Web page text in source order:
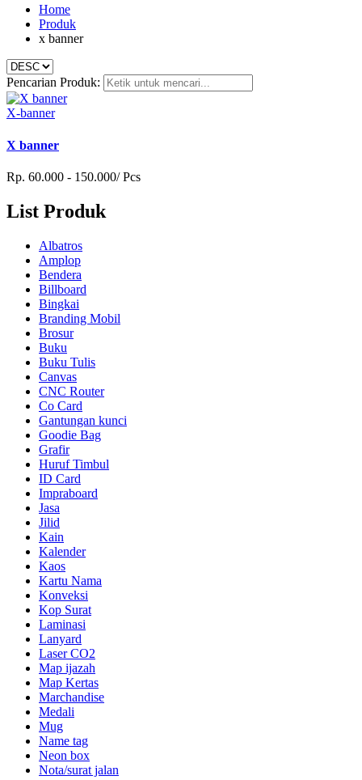
Home
Produk
x banner
Pencarian Produk:
X-banner
X banner
Rp. 60.000 - 150.000/ Pcs
List Produk
Albatros
Amplop
Bendera
Billboard
Bingkai
Branding Mobil
Brosur
Buku
Buku Tulis
Canvas
CNC Router
Co Card
Gantungan kunci
Goodie Bag
Grafir
Huruf Timbul
ID Card
Impraboard
Jasa
Jilid
Kain
Kalender
Kaos
Kartu Nama
Konveksi
Kop Surat
Laminasi
Lanyard
Laser CO2
Map ijazah
Map Kertas
Marchandise
Medali
Mug
Name tag
Neon box
Nota/surat jalan